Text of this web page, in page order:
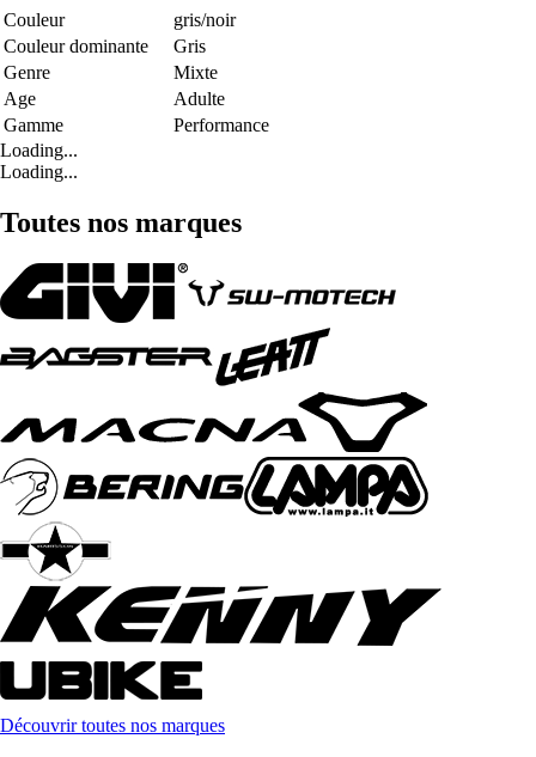
Couleur
gris/noir
Couleur dominante
Gris
Genre
Mixte
Age
Adulte
Gamme
Performance
Loading...
Loading...
Toutes nos marques
Découvrir toutes nos marques